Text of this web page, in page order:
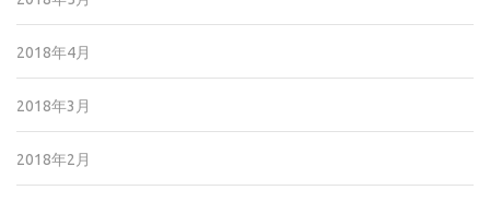
2018年4月
2018年3月
2018年2月